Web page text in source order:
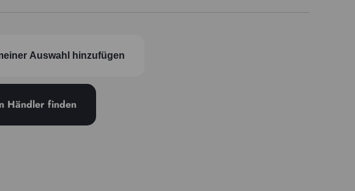
Auswahl hinzufügen
Händler finden